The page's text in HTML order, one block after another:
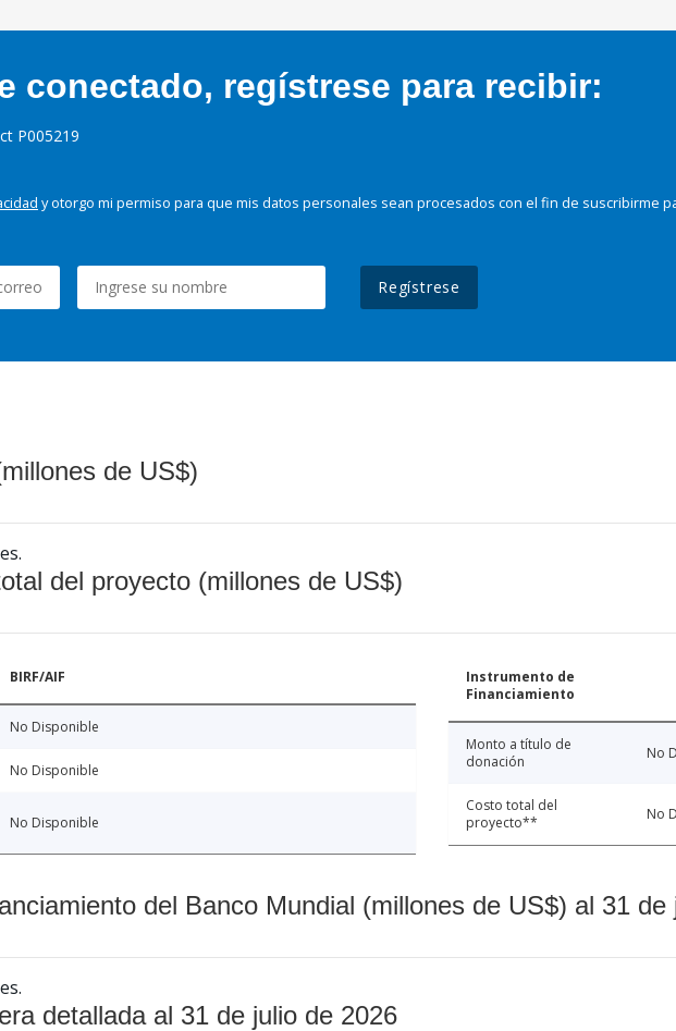
conectado, regístrese para recibir:
P005219
y otorgo mi permiso para que mis datos personales sean procesados con el fin de suscribirme
Regístrese
de US$)
del proyecto (millones de US$)
BIRF/AIF
No Disponible
No Disponible
No Disponible
Instrumento de
Financiamiento
Monto a título de
donación
No
Costo total del
proyecto**
No
del Banco Mundial (millones de US$) al 31 de
detallada al 31 de julio de 2026